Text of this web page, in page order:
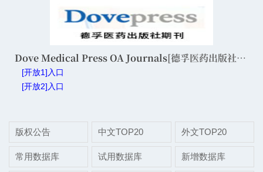
Dove Medical Press OA Journals[德孚医药出版社开放获取期刊]
[开放1]入口
[开放2]入口
版权公告 中文TOP20 外文TOP20
常用数据库 试用数据库 新增数据库